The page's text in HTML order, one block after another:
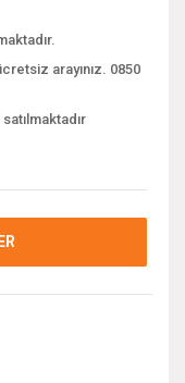
arayınız. 0850